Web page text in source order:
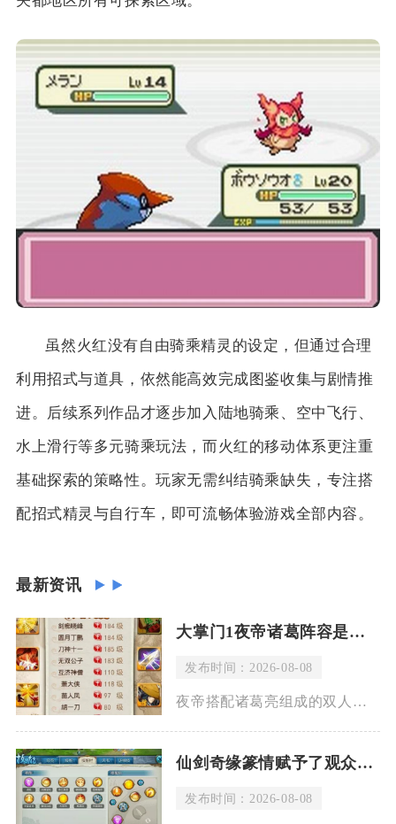
虽然火红没有自由骑乘精灵的设定，但通过合理
利用招式与道具，依然能高效完成图鉴收集与剧情推
进。后续系列作品才逐步加入陆地骑乘、空中飞行、
水上滑行等多元骑乘玩法，而火红的移动体系更注重
基础探索的策略性。玩家无需纠结骑乘缺失，专注搭
配招式精灵与自行车，即可流畅体验游戏全部内容。
最新资讯
大掌门1夜帝诸葛阵容是否适合竞技场
发布时间：2026-08-08
夜帝搭配诸葛亮组成的双人核心阵容可以打进竞技场中上游段位，但很难稳居顶尖排名，这
仙剑奇缘篆情赋予了观众怎样的思考与感受
发布时间：2026-08-08